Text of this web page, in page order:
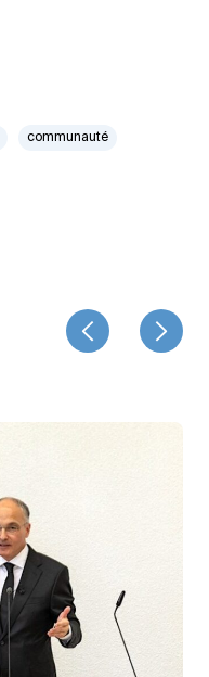
communauté